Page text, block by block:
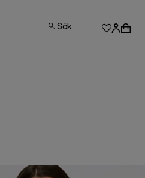
Sök